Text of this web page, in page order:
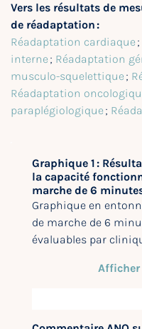
Vers les résultats de
de réadaptation :
Réadaptation cardiaque ;
interne ; Réadaptation
musculo-squelettique ;
Réadaptation
paraplégiologique ;
Graphique 1 :
la capacité
marche de 6
Graphique en
de marche de 6
évaluables par
Afficher